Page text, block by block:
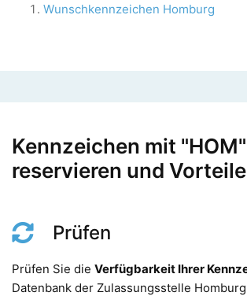
Wunschkennzeichen Homburg
Kennzeichen mit
reservieren und
Prüfen
Prüfen Sie die Verfügbarkeit Ihrer
Datenbank der Zulassungsstelle